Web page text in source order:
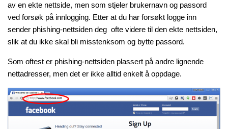
av en ekte nettside, men som stjeler brukernavn og passord
ved forsøk på innlogging. Etter at du har forsøkt logge inn
sender phishing-nettsiden deg ofte videre til den ekte nettsiden,
slik at du ikke skal bli misstenksom og bytte passord.
Som oftest er phishing-nettsiden plassert på andre lignende
nettadresser, men det er ikke alltid enkelt å oppdage.